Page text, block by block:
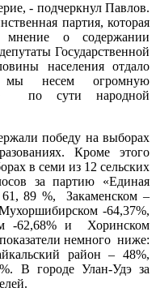
- подчеркнул Павлов.
партия, которая
мнение о содержании
Государственной
населения отдало
мы несем огромную
по сути народной
победу на выборах
Кроме этого
в семи из 12 сельских
за партию «Единая
89 %, Закаменском –
-64,37%,
-62,68% и Хоринском
немного ниже:
район – 48%,
В городе Улан-Удэ за